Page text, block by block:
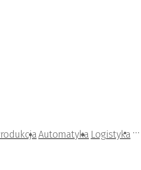
Automatyka Logistyka
i konstrukcje